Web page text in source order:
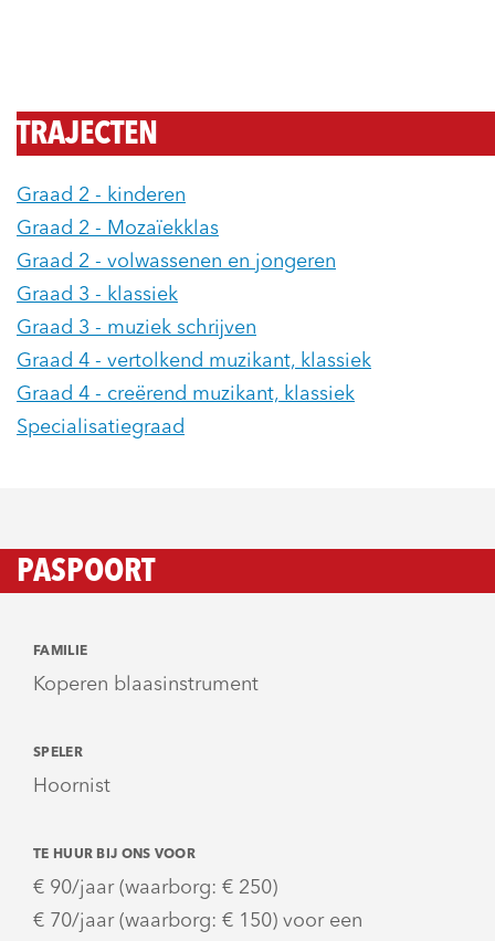
TRAJECTEN
Graad 2 - kinderen
Graad 2 - Mozaïekklas
Graad 2 - volwassenen en jongeren
Graad 3 - klassiek
Graad 3 - muziek schrijven
Graad 4 - vertolkend muzikant, klassiek
Graad 4 - creërend muzikant, klassiek
Specialisatiegraad
PASPOORT
FAMILIE
Koperen blaasinstrument
SPELER
Hoornist
TE HUUR BIJ ONS VOOR
€ 90/jaar (waarborg: € 250)
€ 70/jaar (waarborg: € 150) voor een